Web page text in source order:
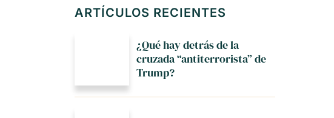
ARTÍCULOS RECIENTES
¿Qué hay detrás de la
cruzada “antiterrorista” de
Trump?